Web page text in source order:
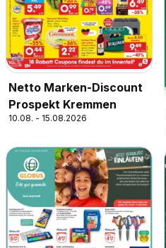
Netto Marken-Discount
Prospekt Kremmen
10.08. - 15.08.2026